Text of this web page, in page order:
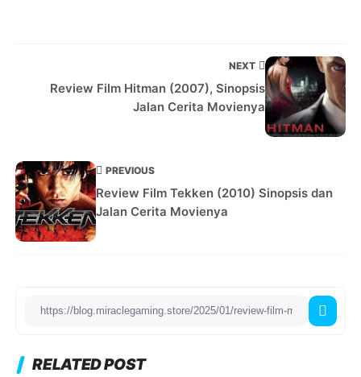
NEXT
Review Film Hitman (2007), Sinopsis
Jalan Cerita Movienya
PREVIOUS
Review Film Tekken (2010) Sinopsis dan
Jalan Cerita Movienya
RELATED POST